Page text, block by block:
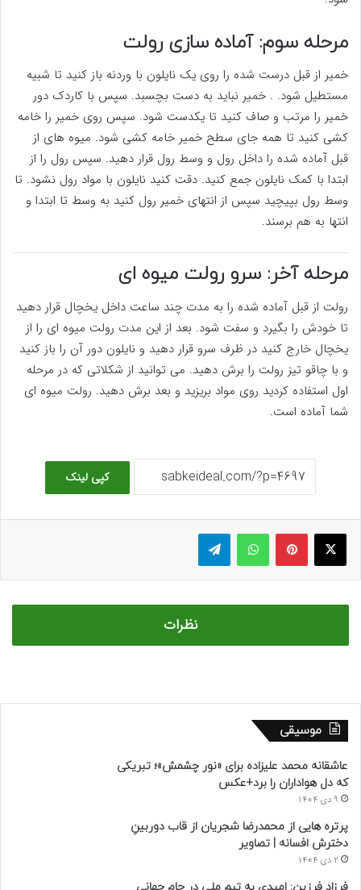
مرحله سوم: آماده سازی رولت
خمیر از قبل درست شده را روی یک نایلون با وردنه باز کنید تا شبیه
مستطیل شود. . خمیر نباید به دست بچسبد. سپس با کاردک دور
خمیر را مرتب و صاف کنید تا یکدست شود. سپس روی خمیر را خامه
کشی کنید تا همه جای سطح خمیر خامه کشی شود. میوه های از
قبل آماده شده را داخل رول و وسط رول قرار دهید. سپس رول را از
ابتدا با کمک نایلون جمع کنید. دقت کنید نایلون با مواد رول نشود. تا
وسط رول بپیچید سپس از انتهای خمیر رول کنید به وسط تا ابتدا و
انتها به هم برسند.
مرحله آخر: سرو رولت میوه ای
رولت از قبل آماده شده را به مدت چند ساعت داخل یخچال قرار دهید
تا خودش را بگیرد و سفت شود. بعد از این مدت رولت میوه ای را از
یخچال خارج کنید در ظرف سرو قرار دهید و نایلون دور آن را باز کنید
و با چاقو تیز رولت را برش دهید. می توانید از شکلاتی که در مرحله
اول استفاده کردید روی مواد بریزید و بعد برش دهید. رولت میوه ای
شما آماده است.
کپی لینک
ایکس پینتریستواتس آپ تلگرام
نظرات
موسیقی
عاشقانه محمد علیزاده برای «نور چشمش»؛ تبریکی
که دل هواداران را برد+عکس
9 دی 1404
پرتره هایی از محمدرضا شجریان از قاب دوربینِ
دخترش افسانه | تصاویر
2 دی 1404
فرزاد فرزین: امیدی به تیم ملی در جام جهانی